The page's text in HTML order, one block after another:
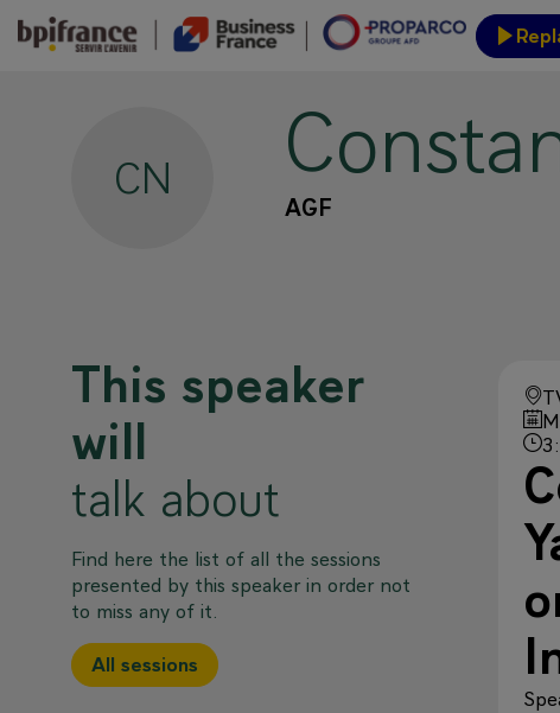
CN
AGF
This speaker
will
talk about
Find here the list of all the sessions
presented by this speaker in order not
to miss any of it.
All sessions